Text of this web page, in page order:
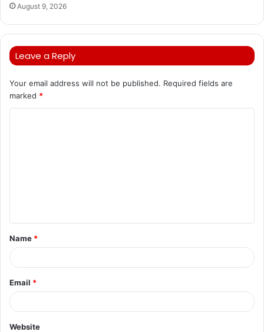
August 9, 2026
Leave a Reply
Your email address will not be published. Required fields are
marked *
t
*
Name *
Email *
Website